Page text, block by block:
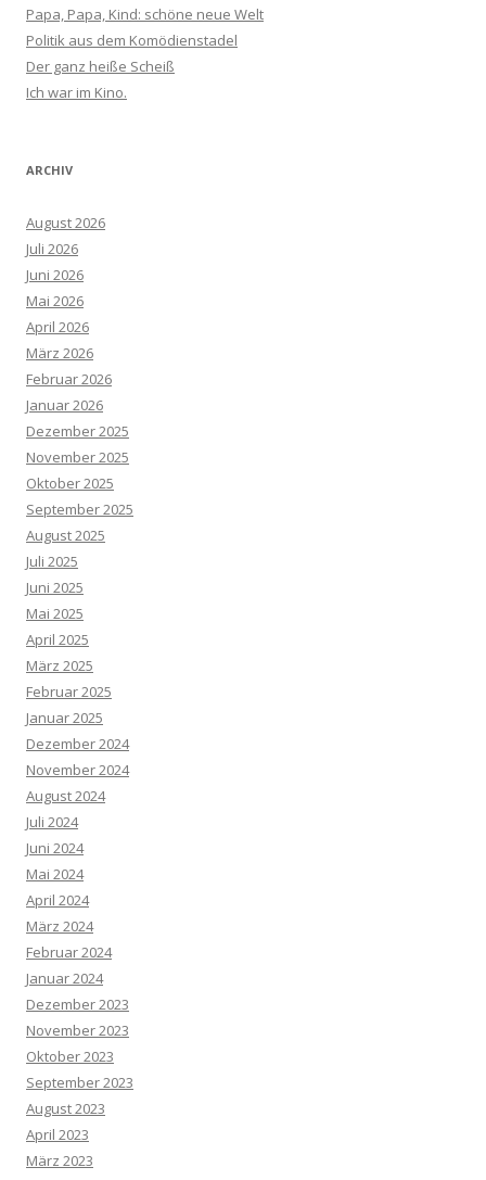
Papa, Papa, Kind: schöne neue Welt
Politik aus dem Komödienstadel
Der ganz heiße Scheiß
Ich war im Kino.
ARCHIV
August 2026
Juli 2026
Juni 2026
Mai 2026
April 2026
März 2026
Februar 2026
Januar 2026
Dezember 2025
November 2025
Oktober 2025
September 2025
August 2025
Juli 2025
Juni 2025
Mai 2025
April 2025
März 2025
Februar 2025
Januar 2025
Dezember 2024
November 2024
August 2024
Juli 2024
Juni 2024
Mai 2024
April 2024
März 2024
Februar 2024
Januar 2024
Dezember 2023
November 2023
Oktober 2023
September 2023
August 2023
April 2023
März 2023